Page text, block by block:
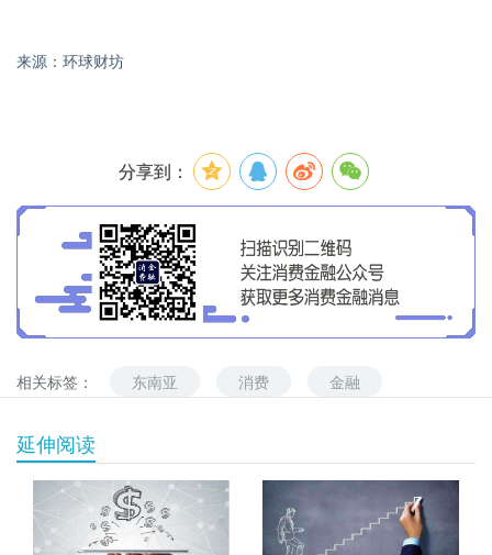
来源：环球财坊
分享到：
相关标签： 东南亚 消费 金融
延伸阅读